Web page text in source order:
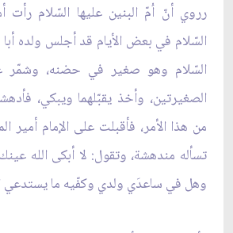
رروي أنّ اُمّ البنين عليها السّلام رأت
السّلام في بعض الأيام قد أجلس ولده
السّلام وهو صغير في حضنه، وشمّر
الصغيرتين، وأخذ يقبّلهما ويبكي،
من هذا الأمر، فأقبلت على الإمام أمير
تسأله مندهشة، وتقول: لا أبكى الله
وهل في ساعدَي ولدي وكفّيه ما يستدعي